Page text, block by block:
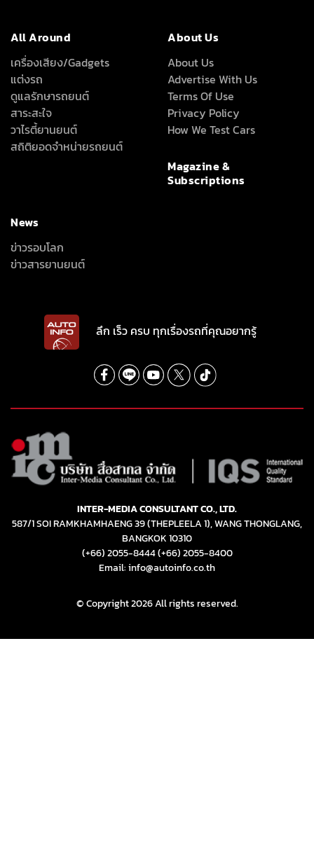
All Around
เครื่องเสียง/Gadgets
แต่งรถ
ดูแลรักษารถยนต์
สาระสะใจ
วาไรตี้ยานยนต์
สถิติยอดจำหน่ายรถยนต์
About Us
About Us
Advertise With Us
Terms Of Use
Privacy Policy
How We Test Cars
Magazine &
Subscriptions
News
ข่าวรอบโลก
ข่าวสารยานยนต์
ลึก เร็ว ครบ ทุกเรื่องรถที่คุณอยากรู้
INTER-MEDIA CONSULTANT CO., LTD.
587/1 SOI RAMKHAMHAENG 39 (THEPLEELA 1), WANG THONGLANG,
BANGKOK 10310
(+66) 2055-8444(+66) 2055-8400
Email: info@autoinfo.co.th
© Copyright 2026 All rights reserved.